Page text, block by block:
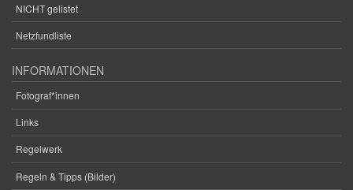
NICHT gelistet
Netzfundliste
INFORMATIONEN
Fotograf*innen
Links
Regelwerk
Regeln & Tipps (Bilder)